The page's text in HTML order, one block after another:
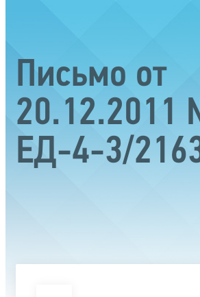
Письмо от
20.12.2011
ЕД-4-3/